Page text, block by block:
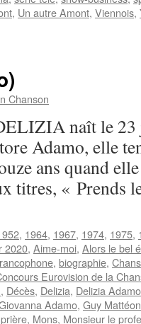
, Un autre Amont, Viennois,
Chanson
naît le
Adamo, elle
ans quand
titres, «
, 1964, 1967, 1974, 1975,
2020, Aime-moi, Alors le bel
, biographie,
Eurovision de la
, Décès, Delizia, Delizia Adamo
Adamo, Guy
, Mons, Monsieur le